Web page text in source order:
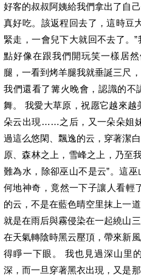
好客的叔叔阿姨給我們拿出了自
真好吃。該返程回去了，這時豆
緊走，一會兒下大就回不去了。
點好像在跟我們開玩笑一樣居
腿，一看到烤羊腿我就垂誕三尺
我們還看了篝火晚會，認識的不
舞。 我愛大草原，祝愿它越來
朵云出現……之后，又一朵朵姐
過這么悠閑、飄逸的云，穿著潔
原、森林之上，雪峰之上，乃至
難為水，除卻巫山不是云”。這
何地神奇，竟然一下子讓人看輕
的云，不是在藍色晴空里抹上一
就是在雨后與霧侵染在一起繞山
在天氣轉陰時黑云壓頂，帶來新
得睜一下眼。 我也見過深山里
深，而一旦穿著黑衣出現，又是